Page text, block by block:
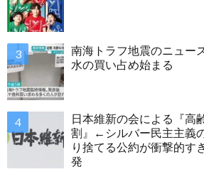
南海トラフ地震のニュ
水の買い占め始まる
日本維新の会による『高
割』←シルバー民主主義
り捨てる公約が衝撃的す
発